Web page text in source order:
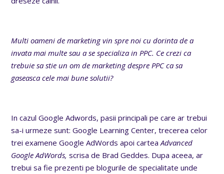
Multi oameni de marketing vin spre noi cu dorinta de a
invata mai multe sau a se specializa in PPC. Ce crezi ca
trebuie sa stie un om de marketing despre PPC ca sa
gaseasca cele mai bune solutii?
In cazul Google Adwords, pasii principali pe care ar trebui
sa-i urmeze sunt: Google Learning Center, trecerea celor
trei examene Google AdWords apoi carteaAdvanced
Google AdWords, scrisa de Brad Geddes. Dupa aceea, ar
trebui sa fie prezenti pe blogurile de specialitate unde